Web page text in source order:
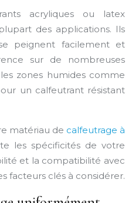
acryliques ou latex
des applications. Ils
peignent facilement et
sur de nombreuses
zones humides comme
un calfeutrant résistant
matériau de calfeutrage à
les spécificités de votre
et la compatibilité avec
facteurs clés à considérer.